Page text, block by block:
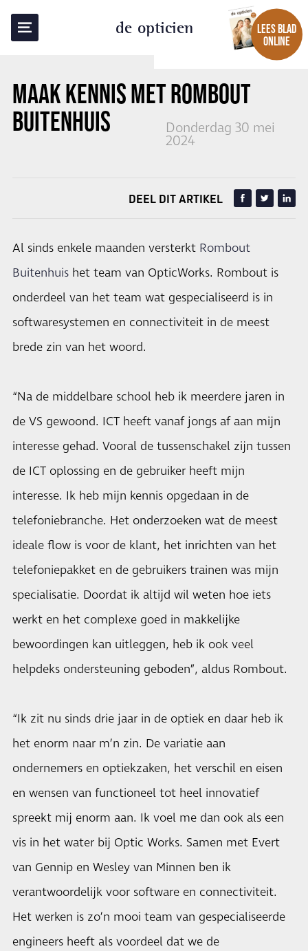
de opticien
LEES BLAD
ONLINE
MAAK KENNIS MET ROMBOUT
BUITENHUIS
Donderdag 30 mei
2024
TERUG NAAR OVERZICHT
DEEL DIT ARTIKEL
Al sinds enkele maanden versterkt Rombout
Buitenhuis het team van OpticWorks. Rombout is
onderdeel van het team wat gespecialiseerd is in
softwaresystemen en connectiviteit in de meest
brede zin van het woord.
“Na de middelbare school heb ik meerdere jaren in
de VS gewoond. ICT heeft vanaf jongs af aan mijn
interesse gehad. Vooral de tussenschakel zijn tussen
de ICT oplossing en de gebruiker heeft mijn
interesse. Ik heb mijn kennis opgedaan in de
telefoniebranche. Het onderzoeken wat de meest
ideale flow is voor de klant, het inrichten van het
telefoniepakket en de gebruikers trainen was mijn
specialisatie. Doordat ik altijd wil weten hoe iets
werkt en het complexe goed in makkelijke
bewoordingen kan uitleggen, heb ik ook veel
helpdeks ondersteuning geboden”, aldus Rombout.
“Ik zit nu sinds drie jaar in de optiek en daar heb ik
het enorm naar m’n zin. De variatie aan
ondernemers en optiekzaken, het verschil en eisen
en wensen van functioneel tot heel innovatief
spreekt mij enorm aan. Ik voel me dan ook als een
vis in het water bij Optic Works. Samen met Evert
van Gennip en Wesley van Minnen ben ik
verantwoordelijk voor software en connectiviteit.
Het werken is zo’n mooi team van gespecialiseerde
engineers heeft als voordeel dat we de